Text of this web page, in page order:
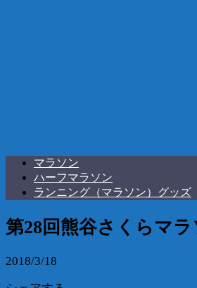
マラソン
ハーフマラソン
ランニング（マラソン）グッズ
第28回熊谷さくらマ
2018/3/18